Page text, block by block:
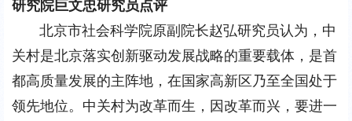
研究院巨文忠研究员点评
北京市社会科学院原副院长赵弘研究员认为，中
关村是北京落实创新驱动发展战略的重要载体，是首
都高质量发展的主阵地，在国家高新区乃至全国处于
领先地位。中关村为改革而生，因改革而兴，要进一